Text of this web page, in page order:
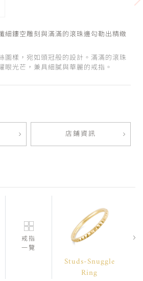
細鏤空雕刻與滿滿的滾珠邊勾勒出精緻
圖樣，宛如頭冠般的設計。滿滿的滾珠
眼光芒，兼具細膩與華麗的戒指。
店鋪資訊
戒指
一覽
Studs-Snuggle
Ring